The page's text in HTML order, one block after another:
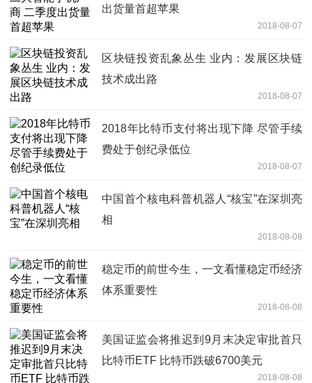
出货量首超苹果
2018-08-07
区块链投资乱象丛生 业内：发展区块链
技术成出路
2018-08-07
2018年比特币支付将出现下降 尽管手续
费处于创纪录低位
2018-08-07
中国首个核电科普机器人“核宝”在深圳亮
相
2018-08-08
稳定币的前世今生，一文看懂稳定币经济
体系重要性
2018-08-08
美国证监会将推迟到9月末决定审批首只
比特币ETF 比特币跌破6700美元
2018-08-08